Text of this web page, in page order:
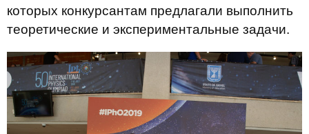
которых конкурсантам предлагали выполнить
теоретические и экспериментальные задачи.